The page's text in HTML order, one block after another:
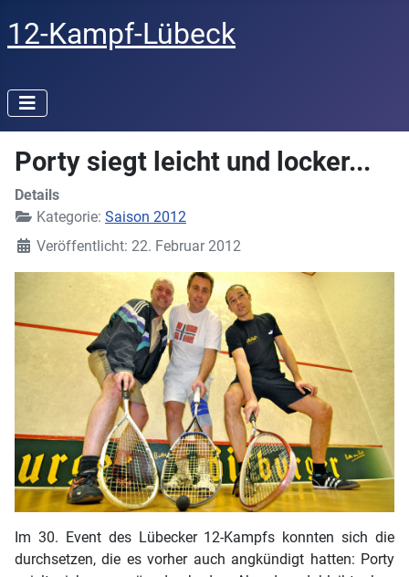
12-Kampf-Lübeck
Porty siegt leicht und locker...
Details
Kategorie: Saison 2012
Veröffentlicht: 22. Februar 2012
Im 30. Event des Lübecker 12-Kampfs konnten sich die
durchsetzen, die es vorher auch angkündigt hatten: Porty